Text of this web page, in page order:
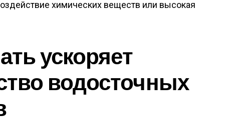
химических веществ или высокая
ускоряет
водосточных